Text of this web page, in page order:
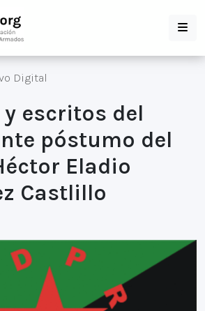
Digital
escritos del
póstumo del
Eladio
Castlillo